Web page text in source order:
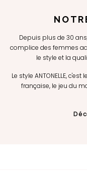
Depuis plus de 30
complice des femmes
le style et la
Le style ANTONELLE,
française, le jeu du